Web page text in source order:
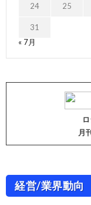
24 25
31
« 7月
月
経営/業界動向